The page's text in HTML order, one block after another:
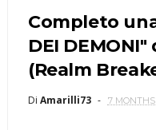
Completo
DEI
(Realm
Di Amarilli73 7